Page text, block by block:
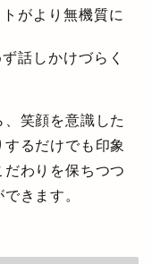
がより無機質に
話しかけづらく
笑顔を意識した
るだけでも印象
わりを保ちつつ
きます。